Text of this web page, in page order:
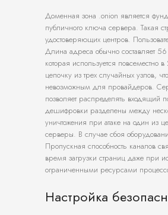
Доменная зона .onion является
публичного ключа сервера. Такая
удостоверяющих центров.
Длина адреса обычно составляет 56
которая используется
цепочку из трех случайных узлов,
невозможным для провайдеров.
позволяет распределять входящий
дешифровки разделены между
уничтожения при атаке на один из
серверы. В случае сбоя
Пропускная способность каналов
время загрузки страниц даже при
ограниченными ресурсами
Настройка